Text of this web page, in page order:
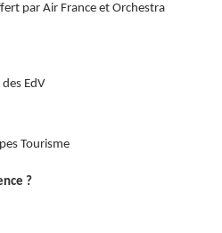
par Air France et Orchestra
EdV
Tourisme
?